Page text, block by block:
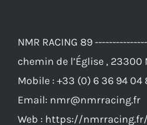
NMR RACING 89
chemin de l’Église , 23300
Mobile : +33 (0) 6 36 94 04
Email: nmr@nmrracing.fr
Web : https://nmrracing.fr/